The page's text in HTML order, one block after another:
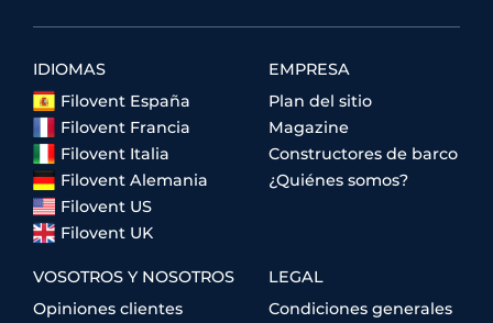
IDIOMAS
Filovent España
Filovent Francia
Filovent Italia
Filovent Alemania
Filovent US
Filovent UK
EMPRESA
Plan del sitio
Magazine
Constructores de barco
¿Quiénes somos?
VOSOTROS Y NOSOTROS
Opiniones clientes
LEGAL
Condiciones generales